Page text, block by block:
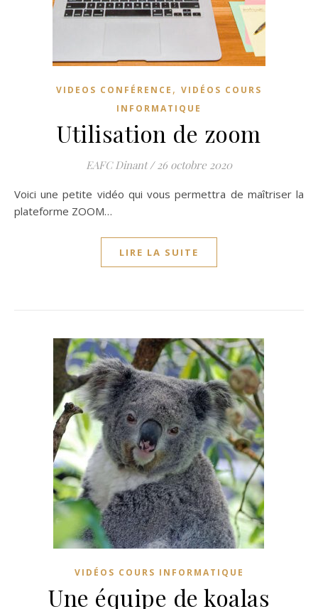
VIDEOS CONFÉRENCE , VIDÉOS COURS
INFORMATIQUE
Utilisation de zoom
EAFC Dinant / 26 octobre 2020
Voici une petite vidéo qui vous permettra de maîtriser la
plateforme ZOOM…
LIRE LA SUITE
VIDÉOS COURS INFORMATIQUE
Une équipe de koalas